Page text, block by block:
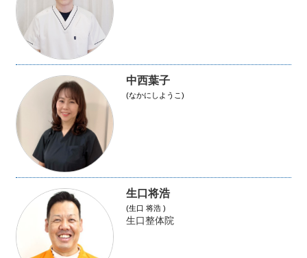
中西葉子
(なかにしようこ)
生口将浩
(生口 将浩 )
生口整体院